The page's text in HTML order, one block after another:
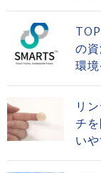
の
環
リ
チ
い